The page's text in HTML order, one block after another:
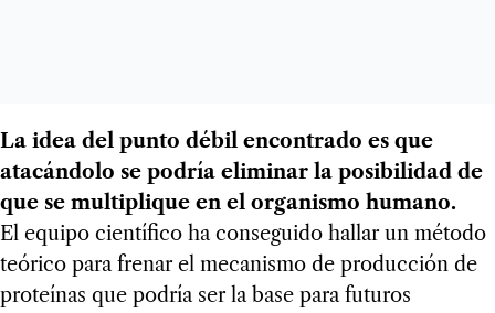
La idea del punto débil encontrado es que
atacándolo se podría eliminar la posibilidad de
que se multiplique en el organismo humano.
El equipo científico ha conseguido hallar un método
teórico para frenar el mecanismo de producción de
proteínas que podría ser la base para futuros